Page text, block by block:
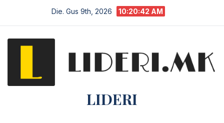
Die. Gus 9th, 2026 10:20:43 AM
LIDERI